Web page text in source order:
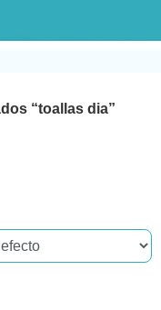
“toallas dia”